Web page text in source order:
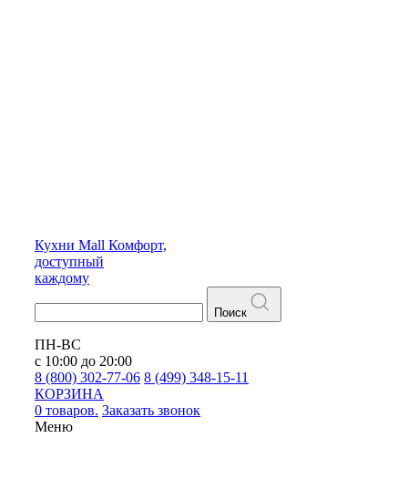
Кухни Mall Комфорт,
доступный
каждому
Поиск
ПН-ВС
с 10:00 до 20:00
8 (800) 302-77-06 8 (499) 348-15-11
КОРЗИНА
0 товаров. Заказать звонок
Меню